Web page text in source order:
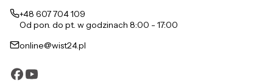
+48 607 704 109
Od pon. do pt. w godzinach 8:00 - 17:00
online@wist24.pl